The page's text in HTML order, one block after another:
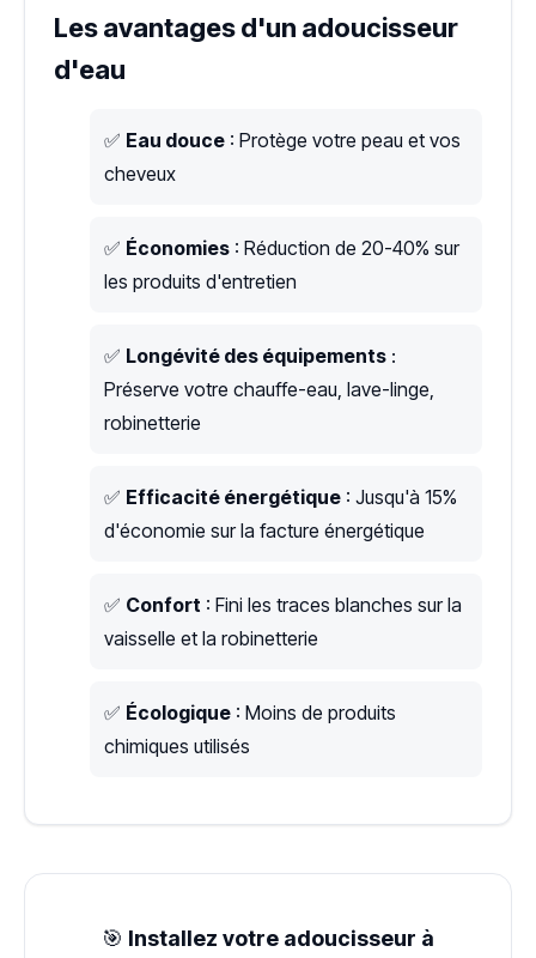
Les avantages d'un adoucisseur
d'eau
✅ Eau douce : Protège votre peau et vos
cheveux
✅ Économies : Réduction de 20-40% sur
les produits d'entretien
✅ Longévité des équipements :
Préserve votre chauffe-eau, lave-linge,
robinetterie
✅ Efficacité énergétique : Jusqu'à 15%
d'économie sur la facture énergétique
✅ Confort : Fini les traces blanches sur la
vaisselle et la robinetterie
✅ Écologique : Moins de produits
chimiques utilisés
🎯 Installez votre adoucisseur à